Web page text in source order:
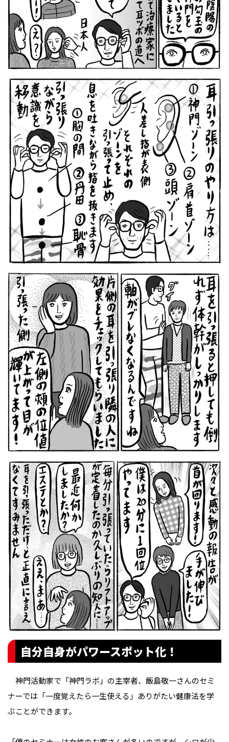
自分自身がパワースポット化！
神門活動家で「神門ラボ」の主宰者、飯島敬一さんのセミ
ナーでは「一度覚えたら一生使える」ありがたい健康法を学
ぶことができます。